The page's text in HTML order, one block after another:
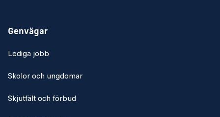
Genvägar
Lediga jobb
Skolor och ungdomar
Skjutfält och förbud